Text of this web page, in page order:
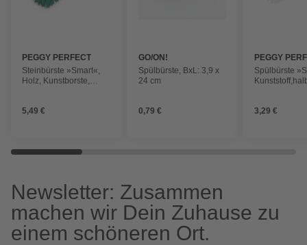
PEGGY PERFECT
Steinbürste »Smart«,
Holz, Kunstborste,
5,49 €
GO/ON!
Spülbürste, BxL: 3,9 x
24 cm
0,79 €
PEGGY
Spülbürste
3,29 €
Newsletter: Zusammen
machen wir Dein Zuhause zu
einem schöneren Ort.